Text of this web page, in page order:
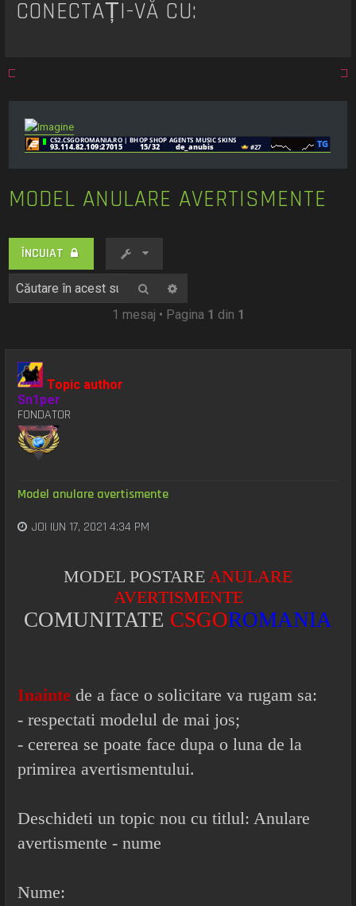
t
CONECTAȚI-VĂ CU:
MODEL ANULARE AVERTISMENTE
ÎNCUIAT
Căutare
1 mesaj • Pagina 1 din 1
Topic author
Sn1per
FONDATOR
Model anulare avertismente
JOI IUN 17, 2021 4:34 PM
MODEL POSTARE ANULARE
AVERTISMENTE
COMUNITATE CSGOROMANIA
Inaintede a face o solicitare va rugam sa:
- respectati modelul de mai jos;
- cererea se poate face dupa o luna de la
primirea avertismentului.
Deschideti un topic nou cu titlul: Anulare
avertismente - nume
Nume: